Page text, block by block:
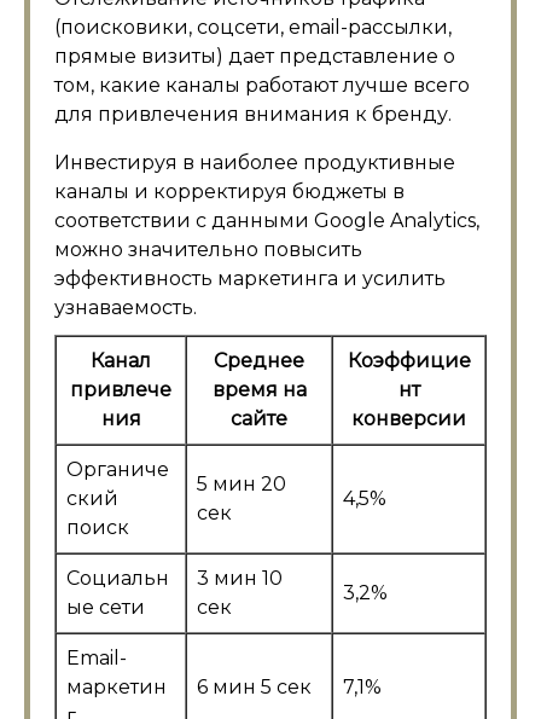
(поисковики, соцсети, email-рассылки,
прямые визиты) дает представление о
том, какие каналы работают лучше всего
для привлечения внимания к бренду.
Инвестируя в наиболее продуктивные
каналы и корректируя бюджеты в
соответствии с данными Google Analytics,
можно значительно повысить
эффективность маркетинга и усилить
узнаваемость.
Канал
привлече
ния
Среднее
время на
сайте
Коэффицие
нт
конверсии
Органиче
ский
поиск
5 мин 20
сек
4,5%
Социальн
ые сети
3 мин 10
сек
3,2%
Email-
маркетин
6 мин 5 сек 7,1%